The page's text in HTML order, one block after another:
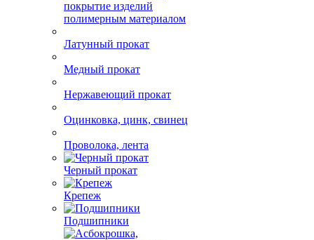
Бронзовый прокат
Изготовление
покрытие изделий
Нержавеющий прокат
Оцинковка, цинк, свинец
Проволока, лента
Черный прокат